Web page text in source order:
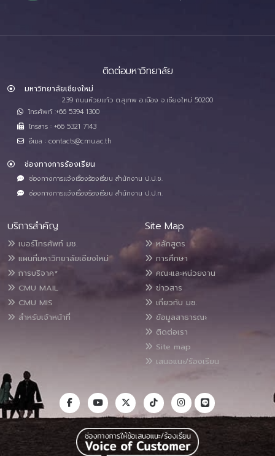
ติดต่อมหาวิทยาลัย
มหาวิทยาลัยเชียงใหม่
239 ถนนห้วยแก้ว ต.สุเทพ อ.เมือง จ.เชียงใหม่ 50200
โทรศัพท์ :+66 5394 1300
โทรสาร : +66 5321 7143
อีเมล : contacts@cmu.ac.th
ช่องทางการร้องเรียน
ช่องทางการแจ้งเรื่องร้องเรียน สำนักงาน ป.ป.ช.
ช่องทางการแจ้งเรื่องร้องเรียน สำนักงาน ป.ป.ท.
บริการสำคัญ
เบอร์โทรศัพท์ มช.
แผนที่มหาวิทยาลัยเชียงใหม่
การบริจาค*
CMU MAIL
CMU MIS
สำหรับเจ้าหน้าที่
Site Map
หลักสูตร
การศึกษา
คณะและหน่วยงาน
ข่าวสาร
เกี่ยวกับ มช.
ข้อมูลสาธารณะ
ติดต่อเรา
Site map
เสนอแนะ/ร้องเรียน